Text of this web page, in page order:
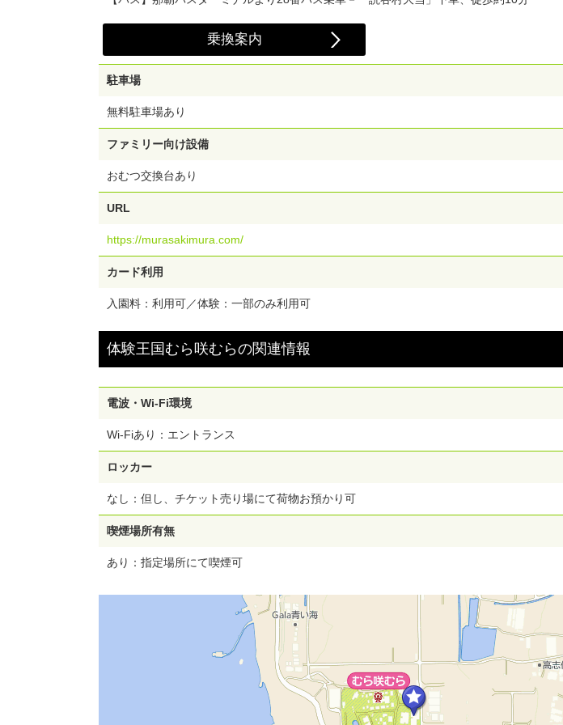
乗換案内
駐車場
無料駐車場あり
ファミリー向け設備
おむつ交換台あり
URL
https://murasakimura.com/
カード利用
入園料：利用可／体験：一部のみ利用可
体験王国むら咲むらの関連情報
電波・Wi-Fi環境
Wi-Fiあり：エントランス
ロッカー
なし：但し、チケット売り場にて荷物お預かり可
喫煙場所有無
あり：指定場所にて喫煙可